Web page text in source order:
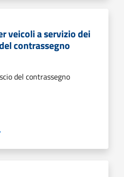
veicoli a servizio dei
contrassegno
del contrassegno